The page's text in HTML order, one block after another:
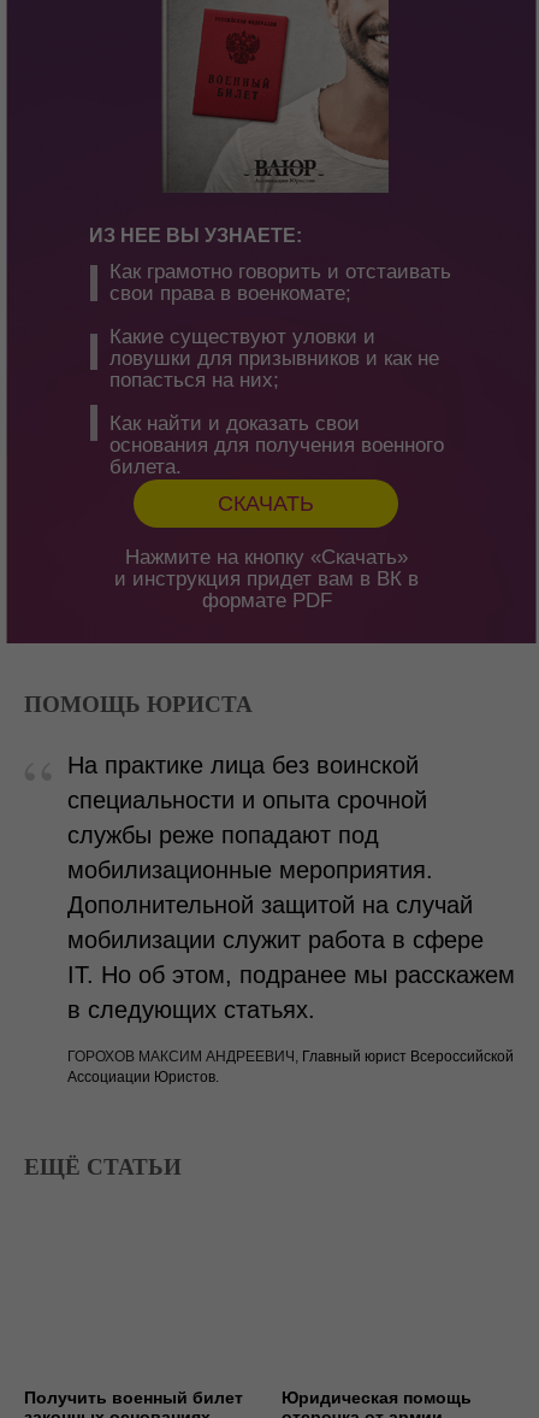
Как грамотно говорить и отстаивать
свои права в военкомате;
Какие существуют уловки и
ловушки для призывников и как не
попасться на них;
Как найти и доказать свои
основания для получения военного
билета.
ИЗ НЕЕ ВЫ УЗНАЕТЕ:
СКАЧАТЬ
Нажмите на кнопку «Скачать»
и инструкция придет вам в ВК в
формате PDF
ПОМОЩЬ ЮРИСТА
На практике лица без воинской
специальности и опыта срочной
службы реже попадают под
мобилизационные мероприятия.
Дополнительной защитой на случай
мобилизации служит работа в сфере
IT. Но об этом, подранее мы расскажем
в следующих статьях.
ГОРОХОВ МАКСИМ АНДРЕЕВИЧ , Главный юрист Всероссийской
Ассоциации Юристов.
ЕЩЁ СТАТЬИ
Получить военный билет
Юридическая помощь